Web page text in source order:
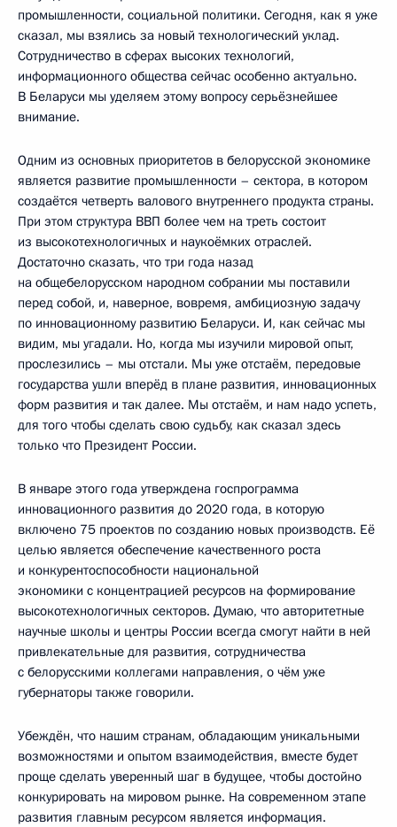
промышленности, социальной политики. Сегодня, как я уже
сказал, мы взялись за новый технологический уклад.
Сотрудничество в сферах высоких технологий,
информационного общества сейчас особенно актуально.
В Беларуси мы уделяем этому вопросу серьёзнейшее
внимание.
Одним из основных приоритетов в белорусской экономике
является развитие промышленности – сектора, в котором
создаётся четверть валового внутреннего продукта страны.
При этом структура ВВП более чем на треть состоит
из высокотехнологичных и наукоёмких отраслей.
Достаточно сказать, что три года назад
на общебелорусском народном собрании мы поставили
перед собой, и, наверное, вовремя, амбициозную задачу
по инновационному развитию Беларуси. И, как сейчас мы
видим, мы угадали. Но, когда мы изучили мировой опыт,
прослезились – мы отстали. Мы уже отстаём, передовые
государства ушли вперёд в плане развития, инновационных
форм развития и так далее. Мы отстаём, и нам надо успеть,
для того чтобы сделать свою судьбу, как сказал здесь
только что Президент России.
В январе этого года утверждена госпрограмма
инновационного развития до 2020 года, в которую
включено 75 проектов по созданию новых производств. Её
целью является обеспечение качественного роста
и конкурентоспособности национальной
экономики с концентрацией ресурсов на формирование
высокотехнологичных секторов. Думаю, что авторитетные
научные школы и центры России всегда смогут найти в ней
привлекательные для развития, сотрудничества
с белорусскими коллегами направления, о чём уже
губернаторы также говорили.
Убеждён, что нашим странам, обладающим уникальными
возможностями и опытом взаимодействия, вместе будет
проще сделать уверенный шаг в будущее, чтобы достойно
конкурировать на мировом рынке. На современном этапе
развития главным ресурсом является информация.